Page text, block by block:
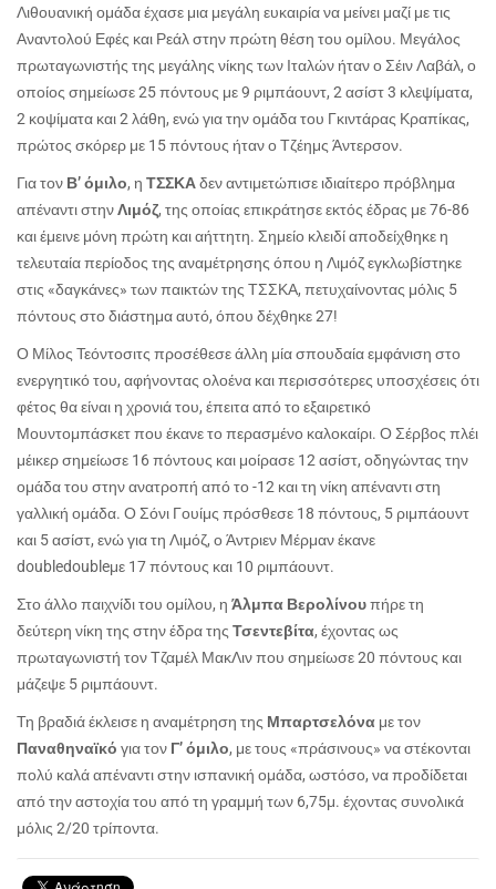
Λιθουανική ομάδα έχασε μια μεγάλη ευκαιρία να μείνει μαζί με τις
Αναντολού Εφές και Ρεάλ στην πρώτη θέση του ομίλου. Μεγάλος
πρωταγωνιστής της μεγάλης νίκης των Ιταλών ήταν ο Σέιν Λαβάλ, ο
οποίος σημείωσε 25 πόντους με 9 ριμπάουντ, 2 ασίστ 3 κλεψίματα,
2 κοψίματα και 2 λάθη, ενώ για την ομάδα του Γκιντάρας Κραπίκας,
πρώτος σκόρερ με 15 πόντους ήταν ο Τζέημς Άντερσον.
Για τον Β’ όμιλο, η ΤΣΣΚΑδεν αντιμετώπισε ιδιαίτερο πρόβλημα
απέναντι στηνΛιμόζ, της οποίας επικράτησε εκτός έδρας με 76-86
και έμεινε μόνη πρώτη και αήττητη. Σημείο κλειδί αποδείχθηκε η
τελευταία περίοδος της αναμέτρησης όπου η Λιμόζ εγκλωβίστηκε
στις «δαγκάνες» των παικτών της ΤΣΣΚΑ, πετυχαίνοντας μόλις 5
πόντους στο διάστημα αυτό, όπου δέχθηκε 27!
Ο Μίλος Τεόντοσιτς προσέθεσε άλλη μία σπουδαία εμφάνιση στο
ενεργητικό του, αφήνοντας ολοένα και περισσότερες υποσχέσεις ότι
φέτος θα είναι η χρονιά του, έπειτα από το εξαιρετικό
Μουντομπάσκετ που έκανε το περασμένο καλοκαίρι. Ο Σέρβος πλέι
μέικερ σημείωσε 16 πόντους και μοίρασε 12 ασίστ, οδηγώντας την
ομάδα του στην ανατροπή από το -12 και τη νίκη απέναντι στη
γαλλική ομάδα. Ο Σόνι Γουίμς πρόσθεσε 18 πόντους, 5 ριμπάουντ
και 5 ασίστ, ενώ για τη Λιμόζ, ο Άντριεν Μέρμαν έκανε
doubledoubleμε 17 πόντους και 10 ριμπάουντ.
Στο άλλο παιχνίδι του ομίλου, η Άλμπα Βερολίνουπήρε τη
δεύτερη νίκη της στην έδρα της Τσεντεβίτα, έχοντας ως
πρωταγωνιστή τον Τζαμέλ ΜακΛιν που σημείωσε 20 πόντους και
μάζεψε 5 ριμπάουντ.
Τη βραδιά έκλεισε η αναμέτρηση της Μπαρτσελόνα με τον
Παναθηναϊκό για τον Γ’ όμιλο, με τους «πράσινους» να στέκονται
πολύ καλά απέναντι στην ισπανική ομάδα, ωστόσο, να προδίδεται
από την αστοχία του από τη γραμμή των 6,75μ. έχοντας συνολικά
μόλις 2/20 τρίποντα.